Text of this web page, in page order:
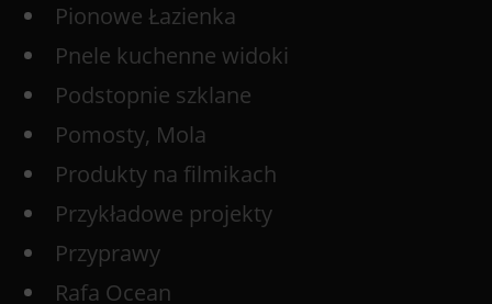
Pionowe Łazienka
Pnele kuchenne widoki
Podstopnie szklane
Pomosty, Mola
Produkty na filmikach
Przykładowe projekty
Przyprawy
Rafa Ocean